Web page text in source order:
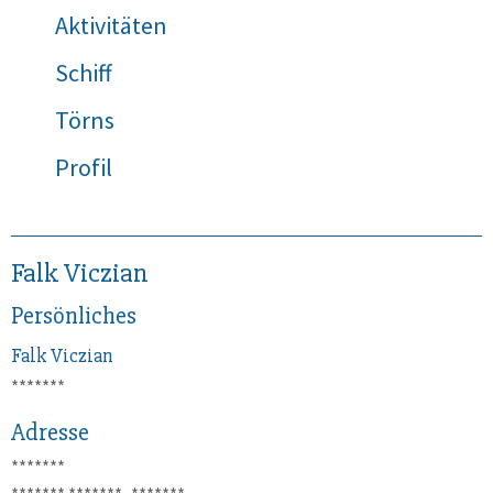
Aktivitäten
Schiff
Törns
Profil
Falk Viczian
Persönliches
FalkViczian
*******
Adresse
*******